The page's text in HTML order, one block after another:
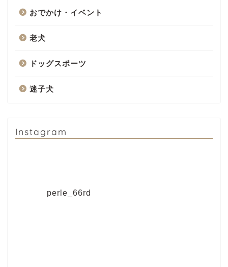
おでかけ・イベント
老犬
ドッグスポーツ
迷子犬
Instagram
perle_66rd